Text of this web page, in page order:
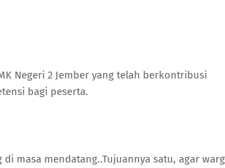
Negeri 2 Jember yang telah berkontribusi
bagi peserta.
masa mendatang..Tujuannya satu, agar